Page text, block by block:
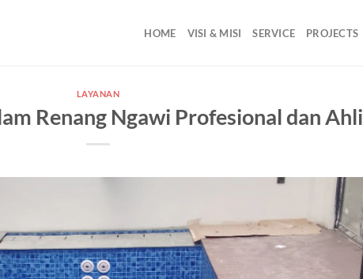
HOME VISI & MISI SERVICE PROJECTS
LAYANAN
Renang Ngawi Profesional dan Ahli